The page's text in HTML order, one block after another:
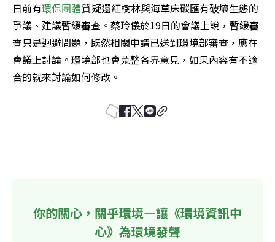
日前有環保團體質疑還紅樹林與海草床碳匯有破壞生態的
爭議、建議暫緩審查。蔡玲儀於19日的會議上說，暫緩審
查只是迴避問題，既然相關申請已送到環境部審查，應在
會議上討論。環境部也會蒐整各界意見，如果內容有不適
合的就來討論如何修改。
你的關心，關乎環境—讓《環境資訊中
心》為環境發聲